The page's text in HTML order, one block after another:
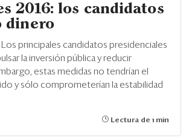
2016: los candidatos
dinero
. Los principales candidatos presidenciales
la inversión pública y reducir
estas medidas no tendrían el
y sólo comprometerían la estabilidad
Lectura de 1 min